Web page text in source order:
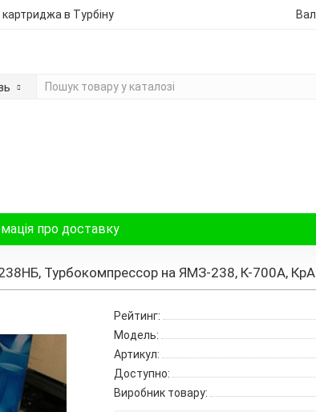
в Турбіну
про доставку
Турбокомпрессор на ЯМЗ-238, К-700А,
Рейтинг:
Модель:
Артикул:
Доступно:
Виробник товару: